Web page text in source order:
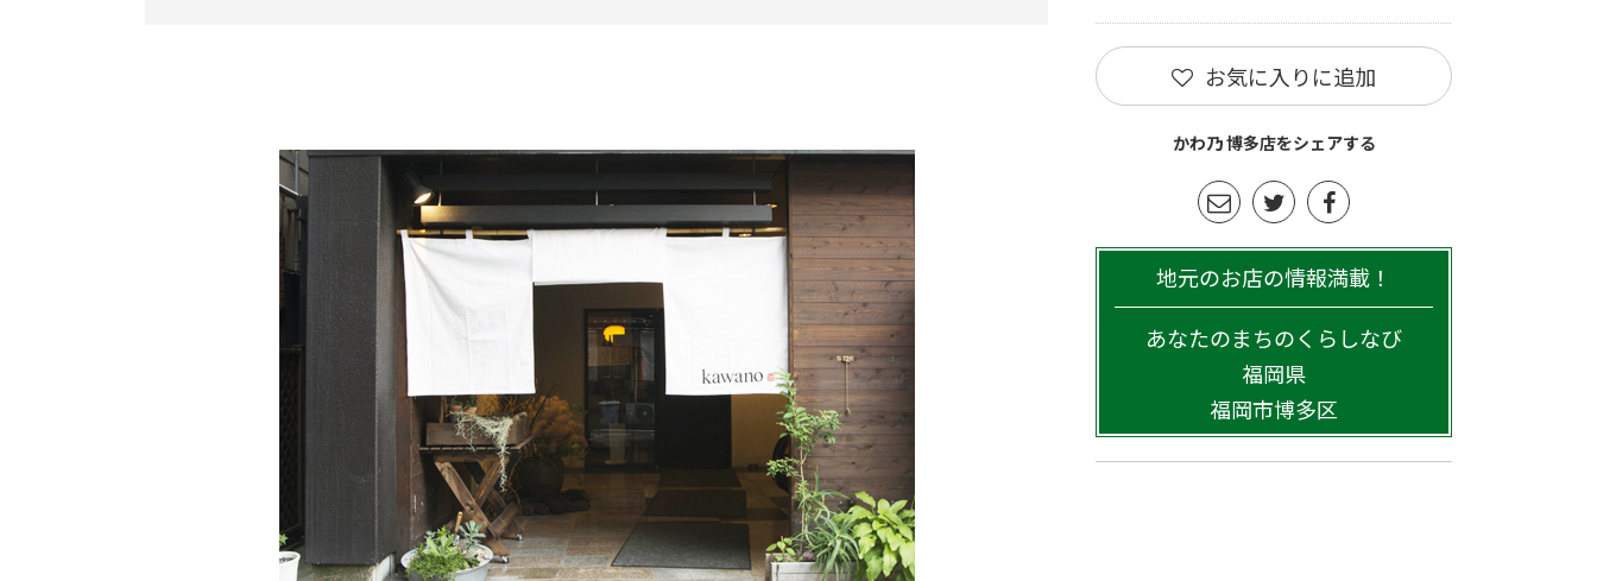
お気に入りに追加
かわ乃 博多店をシェアする
地元のお店の情報満載！
あなたのまちのくらしなび
福岡県
福岡市博多区